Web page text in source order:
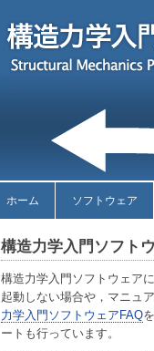
ホーム ソフトウェア
構造力学入門ソフト
構造力学入門ソフトウェア
起動しない場合や，マニュ
力学入門ソフトウェアFAQ
ートも行っています。